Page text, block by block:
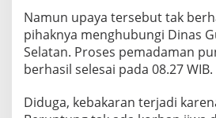
Namun upaya tersebut tak
pihaknya menghubungi Dinas
Selatan. Proses pemadaman
berhasil selesai pada 08.27 WIB.
Diduga, kebakaran terjadi